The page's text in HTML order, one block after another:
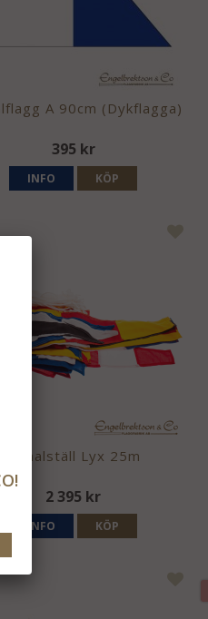
A 90cm (Dykflagga)
395 kr
INFO KÖP
Signalställ Lyx 25m
2 395 kr
INFO KÖP